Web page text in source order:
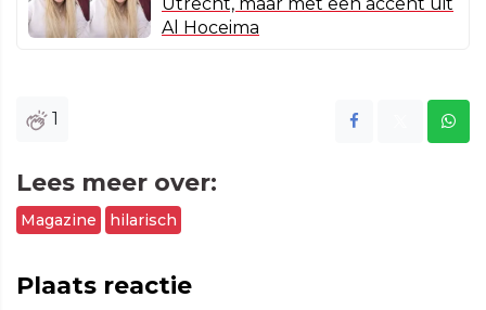
Al Hoceima
1
Lees meer over:
Magazine hilarisch
Plaats reactie